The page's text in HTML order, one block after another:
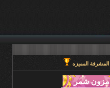
المشرفة المميزه